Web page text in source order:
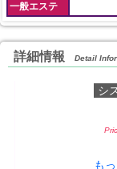
一般エステ
詳細情報 Detail
シ
も